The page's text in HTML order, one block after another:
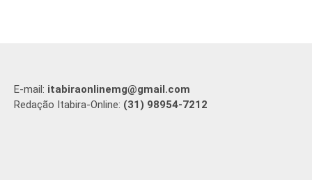
E-mail: itabiraonlinemg@gmail.com
Redação Itabira-Online: (31) 98954-7212